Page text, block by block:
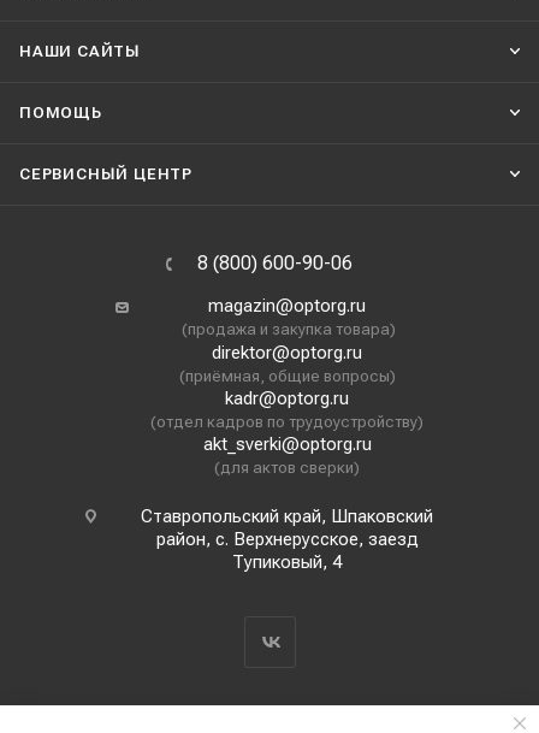
НАШИ CАЙТЫ
ПОМОЩЬ
СЕРВИСНЫЙ ЦЕНТР
8 (800) 600-90-06
magazin@optorg.ru
(продажа и закупка товара)
direktor@optorg.ru
(приёмная, общие вопросы)
kadr@optorg.ru
(отдел кадров по трудоустройству)
akt_sverki@optorg.ru
(для актов сверки)
Ставропольский край, Шпаковский
район, с. Верхнерусское, заезд
Тупиковый, 4